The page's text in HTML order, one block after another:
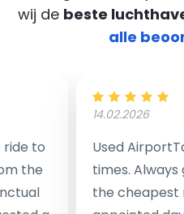
wij de beste
alle
to
the
14.02.2026
Used
times.
the cheapest